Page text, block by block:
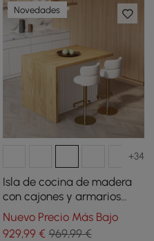
Novedades
+34
Isla de cocina de madera
con cajones y armarios
blanco y natural 127 cm
Nuevo Precio Más Bajo
929,99€ 969,99 €